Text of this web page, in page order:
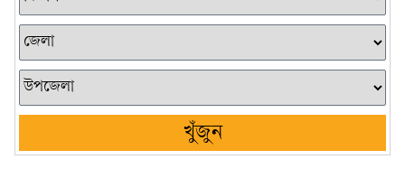
খুঁজুন